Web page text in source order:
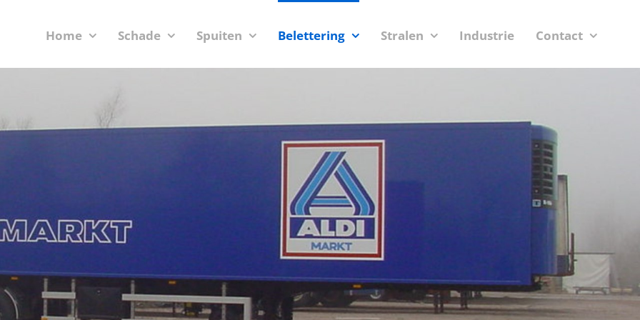
Home Schade Spuiten Belettering Stralen Industrie Contact